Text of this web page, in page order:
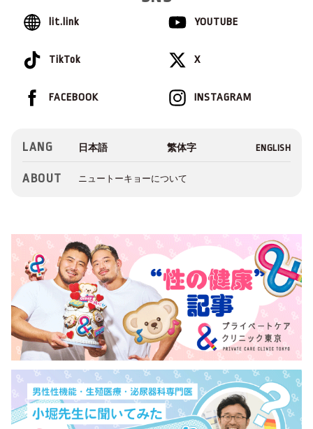
lit.link YOUTUBE
TikTok X
INSTAGRAM
FACEBOOK
LANG
ABOUT ニュートーキョーについて